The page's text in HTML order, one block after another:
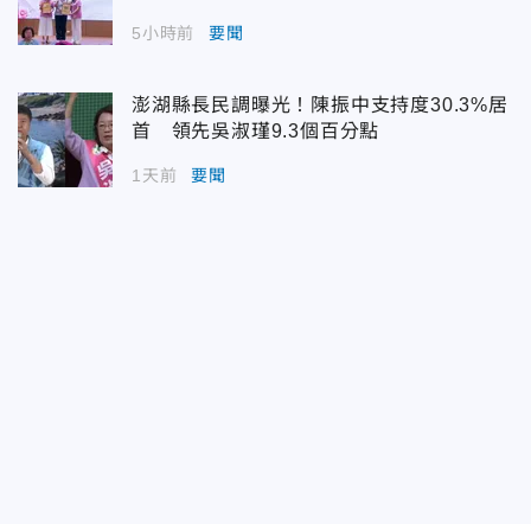
5小時前 要聞
澎湖縣長民調曝光！陳振中支持度30.3%居
首 領先吳淑瑾9.3個百分點
1天前 要聞